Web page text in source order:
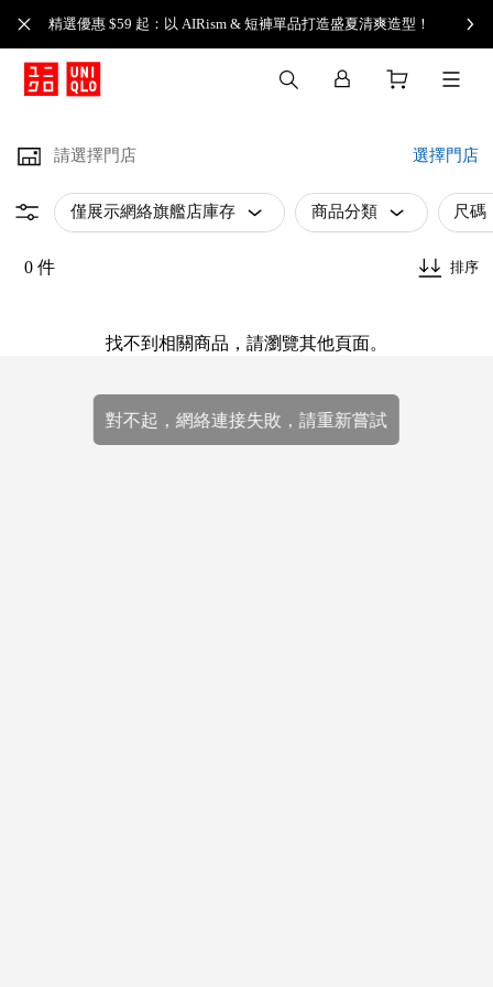
精選優惠 $59 起：以 AIRism & 短褲單品打造盛夏清爽造型！
請選擇門店 選擇門店
僅展示網絡旗艦店庫存 商品分類 尺碼
0 件 排序
找不到相關商品，請瀏覽其他頁面。
對不起，網絡連接失敗，請重新嘗試